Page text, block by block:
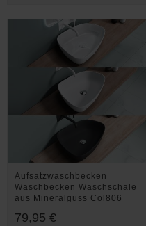
Aufsatzwaschbecken
Waschbecken Waschschale
aus Mineralguss Col806
79,95 €